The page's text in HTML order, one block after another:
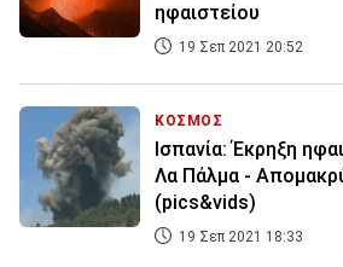
ηφαιστείου
19 Σεπ 2021 20:52
ΚΟΣΜΟΣ
Ισπανία: Έκρηξη
Λα Πάλμα -
(pics&vids)
19 Σεπ 2021 18:33